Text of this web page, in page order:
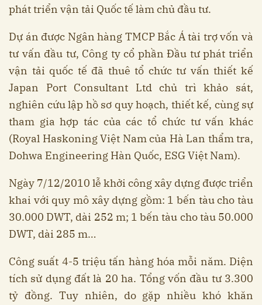
phát triển vận tải Quốc tế làm chủ đầu tư.
Dự án được Ngân hàng TMCP Bắc Á tài trợ vốn và
tư vấn đầu tư, Công ty cổ phần Đầu tư phát triển
vận tải quốc tế đã thuê tổ chức tư vấn thiết kế
Japan Port Consultant Ltd chủ trì khảo sát,
nghiên cứu lập hồ sơ quy hoạch, thiết kế, cùng sự
tham gia hợp tác của các tổ chức tư vấn khác
(Royal Haskoning Việt Nam của Hà Lan thẩm tra,
Dohwa Engineering Hàn Quốc, ESG Việt Nam).
Ngày 7/12/2010 lễ khởi công xây dựng được triển
khai với quy mô xây dựng gồm: 1 bến tàu cho tàu
30.000 DWT, dài 252 m; 1 bến tàu cho tàu 50.000
DWT, dài 285 m…
Công suất 4-5 triệu tấn hàng hóa mỗi năm. Diện
tích sử dụng đất là 20 ha. Tổng vốn đầu tư 3.300
tỷ đồng. Tuy nhiên, do gặp nhiều khó khăn